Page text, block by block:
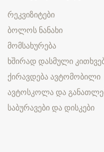
რეკვიზიტები
ბოლოს ნანახი
მომსახურება
ხშირად დასმული
ქირავდება ავტომობილი
ავტოსკოლა და
საბურავები და დისკები